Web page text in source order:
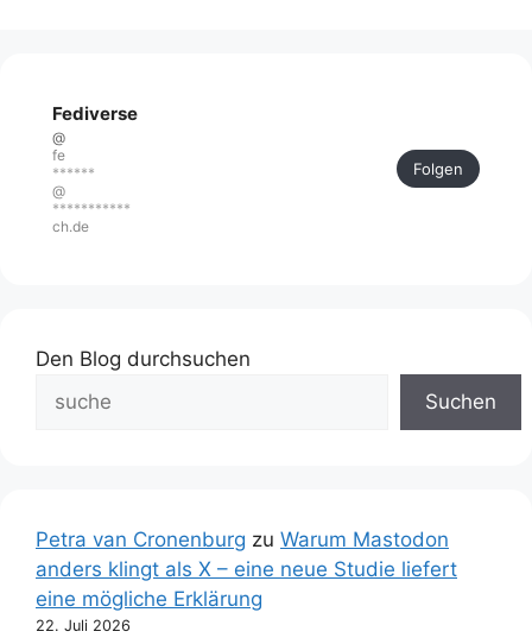
Fediverse
@
fe
******
@
***********
ch.de
Folgen
Den Blog durchsuchen
Suchen
Petra van Cronenburg zu Warum Mastodon
anders klingt als X – eine neue Studie liefert
eine mögliche Erklärung
22. Juli 2026